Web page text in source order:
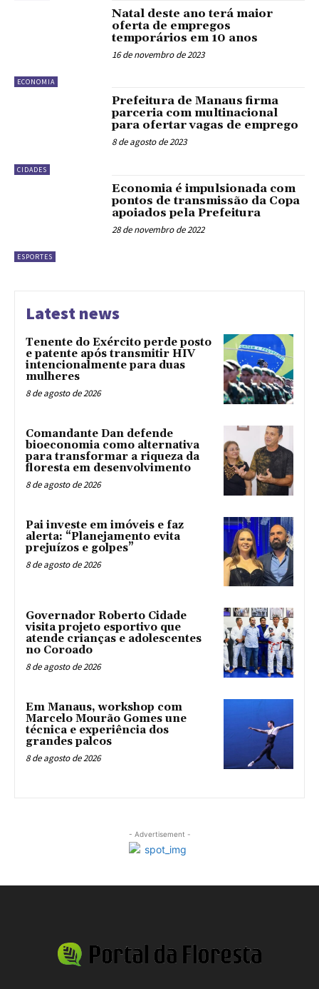
ECONOMIA
Natal deste ano terá maior
oferta de empregos
temporários em 10 anos
16 de novembro de 2023
CIDADES
Prefeitura de Manaus firma
parceria com multinacional
para ofertar vagas de emprego
8 de agosto de 2023
ESPORTES
Economia é impulsionada com
pontos de transmissão da Copa
apoiados pela Prefeitura
28 de novembro de 2022
Latest news
Tenente do Exército perde posto
e patente após transmitir HIV
intencionalmente para duas
mulheres
8 de agosto de 2026
Comandante Dan defende
bioeconomia como alternativa
para transformar a riqueza da
floresta em desenvolvimento
8 de agosto de 2026
Pai investe em imóveis e faz
alerta: “Planejamento evita
prejuízos e golpes”
8 de agosto de 2026
Governador Roberto Cidade
visita projeto esportivo que
atende crianças e adolescentes
no Coroado
8 de agosto de 2026
Em Manaus, workshop com
Marcelo Mourão Gomes une
técnica e experiência dos
grandes palcos
8 de agosto de 2026
- Advertisement -